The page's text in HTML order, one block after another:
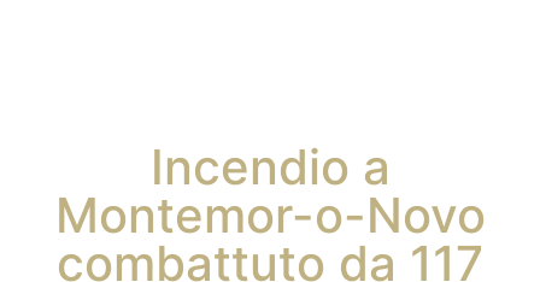
Incendio a
Montemor-o-Novo
combattuto da 117